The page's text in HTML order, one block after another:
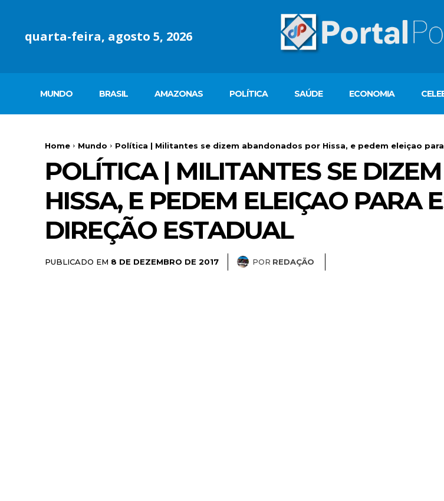
quarta-feira, agosto 5, 2026
MUNDO BRASIL AMAZONAS POLÍTICA SAÚDE ECONOMIA
Home Mundo Política | Militantes se dizem abandonados por Hissa, e pedem eleiçao
POLÍTICA | MILITANTES SE
HISSA, E PEDEM ELEIÇAO PARA
DIREÇÃO ESTADUAL
PUBLICADO EM 8 DE DEZEMBRO DE 2017 POR REDAÇÃO